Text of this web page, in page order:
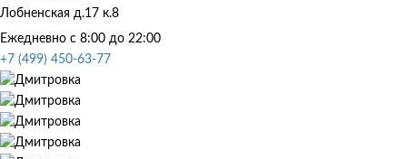
Лобненская д.17 к.8
Ежедневно с 8:00 до 22:00
+7 (499) 450-63-77